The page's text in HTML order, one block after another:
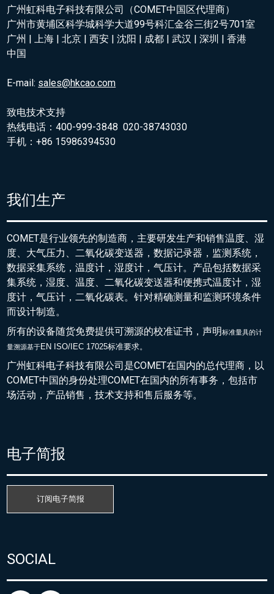
广州虹科电子科技有限公司（COMET中国区代理商）
广州市黄埔区科学城科学大道99号科汇金谷三街2号701室
广州 | 上海 | 北京 | 西安 | 沈阳 | 成都 | 武汉 | 深圳 | 香港
中国
E-mail: sales@hkcao.com
致电技术支持
热线电话：400-999-3848 020-38743030
手机：+86 15986394530
我们生产
COMET是行业领先的制造商，主要研发生产和销售温度、湿
度、大气压力、二氧化碳变送器，数据记录器，监测系统，
数据采集系统，温度计，湿度计，气压计。产品包括数据采
集系统，湿度、温度、二氧化碳变送器和便携式温度计，湿
度计，气压计，二氧化碳表。针对精确测量和监测环境条件
而设计制造。
所有的设备随货免费提供可溯源的校准证书，声明标准量具的计
量溯源基于EN ISO/IEC 17025标准要求。
广州虹科电子科技有限公司是COMET在国内的总代理商，以
COMET中国的身份处理COMET在国内的所有事务，包括市
场活动，产品销售，技术支持和售后服务等。
电子简报
订阅电子简报
SOCIAL